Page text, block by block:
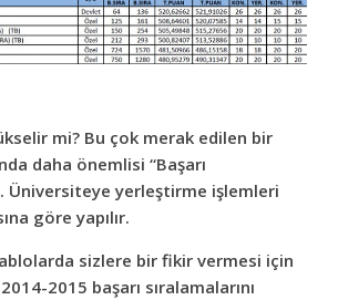
mi? Bu çok merak edilen bir
daha önemlisi “Başarı
Üniversiteye yerleştirme işlemleri
göre yapılır.
tablolarda sizlere bir fikir vermesi için
2015 başarı sıralamalarını